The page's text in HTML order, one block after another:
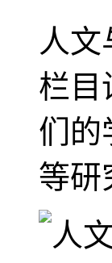
人文
栏目
们的
等研